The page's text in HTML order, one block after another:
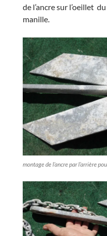
de l’ancre sur l’oeillet
manille.
montage de l’ancre par l’arrière